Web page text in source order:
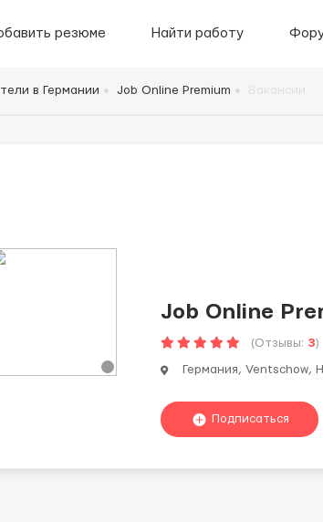
резюме Найти работу
в Германии Job Online Premium
Job Online
(Отзывы: 3)
Германия, Ventschow,
Подписаться